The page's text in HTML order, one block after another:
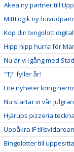
Akea ny partner till
MittLogik ny
Köp din bingolott
Hipp hipp hurra för
Nu är vi igång med
"TJ" fyller år!
Lite nyheter kring
Nu startar vi vår
Hjärups pizzeria
Uppåkra IF
Bingolotter till